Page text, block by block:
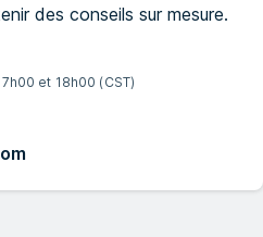
des conseils sur mesure.
et 18h00 (CST)